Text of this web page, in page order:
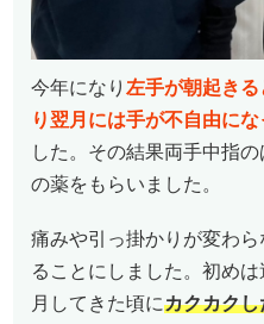
今年になり 左手が朝起き
り翌月には手が不自由にな
した。その結果両手中指
の薬をもらいました。
痛みや引っ掛かりが変わ
ることにしました。初め
月してきた頃にカクカク